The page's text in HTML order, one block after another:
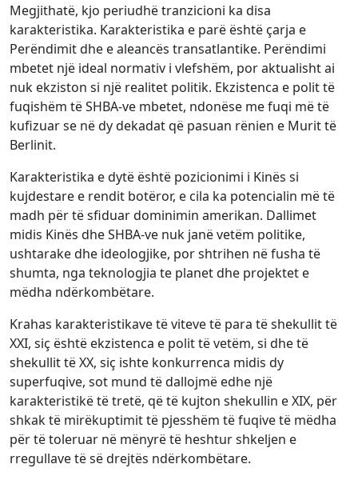
Megjithatë, kjo periudhë tranzicioni ka disa
karakteristika. Karakteristika e parë është çarja e
Perëndimit dhe e aleancës transatlantike. Perëndimi
mbetet një ideal normativ i vlefshëm, por aktualisht ai
nuk ekziston si një realitet politik. Ekzistenca e polit të
fuqishëm të SHBA-ve mbetet, ndonëse me fuqi më të
kufizuar se në dy dekadat që pasuan rënien e Murit të
Berlinit.
Karakteristika e dytë është pozicionimi i Kinës si
kujdestare e rendit botëror, e cila ka potencialin më të
madh për të sfiduar dominimin amerikan. Dallimet
midis Kinës dhe SHBA-ve nuk janë vetëm politike,
ushtarake dhe ideologjike, por shtrihen në fusha të
shumta, nga teknologjia te planet dhe projektet e
mëdha ndërkombëtare.
Krahas karakteristikave të viteve të para të shekullit të
XXI, siç është ekzistenca e polit të vetëm, si dhe të
shekullit të XX, siç ishte konkurrenca midis dy
superfuqive, sot mund të dallojmë edhe një
karakteristikë të tretë, që të kujton shekullin e XIX, për
shkak të mirëkuptimit të pjesshëm të fuqive të mëdha
për të toleruar në mënyrë të heshtur shkeljen e
rregullave të së drejtës ndërkombëtare.